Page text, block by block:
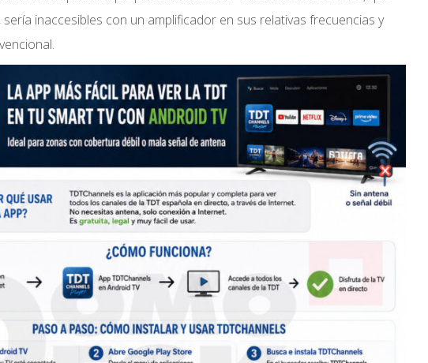
inaccesibles con un amplificador en sus relativas frecuencias y